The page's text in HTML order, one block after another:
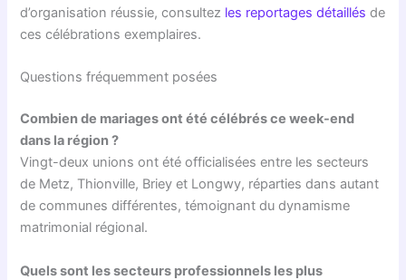
d’organisation réussie, consultez les reportages détaillés de
ces célébrations exemplaires.
Questions fréquemment posées
Combien de mariages ont été célébrés ce week-end
dans la région ?
Vingt-deux unions ont été officialisées entre les secteurs
de Metz, Thionville, Briey et Longwy, réparties dans autant
de communes différentes, témoignant du dynamisme
matrimonial régional.
Quels sont les secteurs professionnels les plus